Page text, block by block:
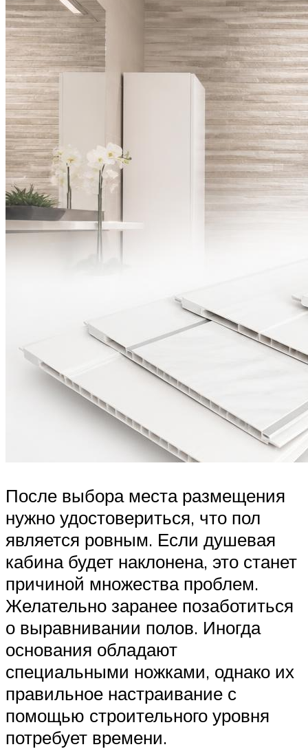
После выбора места размещения
нужно удостовериться, что пол
является ровным. Если душевая
кабина будет наклонена, это станет
причиной множества проблем.
Желательно заранее позаботиться
о выравнивании полов. Иногда
основания обладают
специальными ножками, однако их
правильное настраивание с
помощью строительного уровня
потребует времени.